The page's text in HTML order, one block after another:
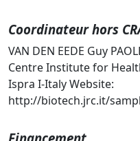
Coordinateur hors
VAN DEN EEDE Guy
Centre Institute for
Ispra I-Italy Website:
http://biotech.jrc.it/